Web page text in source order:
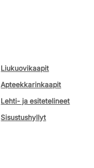
Liukuovikaapit
Apteekkarinkaapit
Lehti- ja esitetelineet
Sisustushyllyt